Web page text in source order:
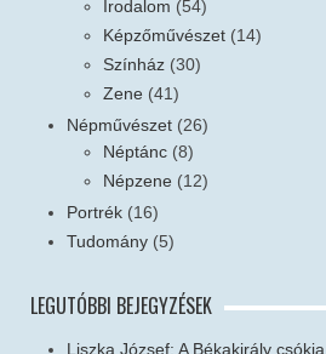
Irodalom (54)
Képzőművészet (14)
Színház (30)
Zene (41)
Népművészet (26)
Néptánc (8)
Népzene (12)
Portrék (16)
Tudomány (5)
LEGUTÓBBI BEJEGYZÉSEK
Liszka József: A Békakirály csókja